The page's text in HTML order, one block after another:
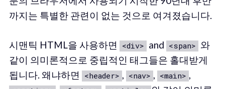
까지는 특별한 관련이 없는 것으로 여겨졌습니다.
시맨틱 HTML을 사용하면 <div> and <span> 와
같이 의미론적으로 중립적인 태그들은 홀대받게
됩니다. 왜냐하면
<header> <nav> <main>